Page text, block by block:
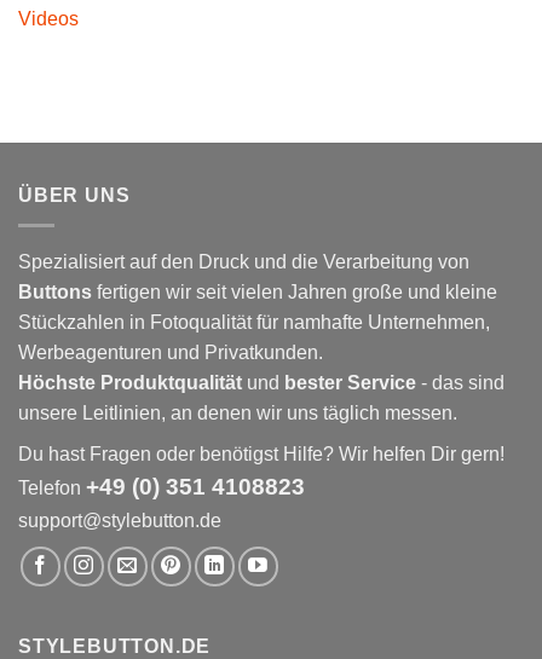
Videos
ÜBER UNS
Spezialisiert auf den Druck und die Verarbeitung von
Buttons fertigen wir seit vielen Jahren große und kleine
Stückzahlen in Fotoqualität für namhafte Unternehmen,
Werbeagenturen und Privatkunden.
Höchste Produktqualität und bester Service - das sind
unsere Leitlinien, an denen wir uns täglich messen.
Du hast Fragen oder benötigst Hilfe? Wir helfen Dir gern!
Telefon +49 (0) 351 4108823
support@stylebutton.de
STYLEBUTTON.DE